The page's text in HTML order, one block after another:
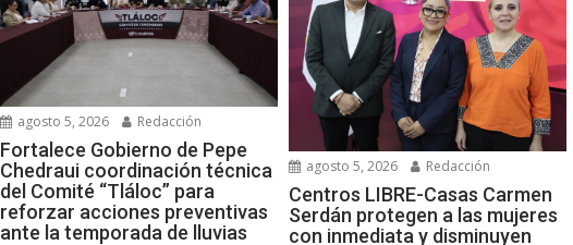
agosto 5, 2026 Redacción
Fortalece Gobierno de Pepe
Chedraui coordinación técnica
del Comité “Tláloc” para
reforzar acciones preventivas
ante la temporada de lluvias
agosto 5, 2026 Redacción
Centros LIBRE-Casas Carmen
Serdán protegen a las mujeres
con inmediata y disminuyen